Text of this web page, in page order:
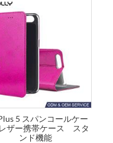
5 スパンコールケー
ザー携帯ケース スタ
ンド機能